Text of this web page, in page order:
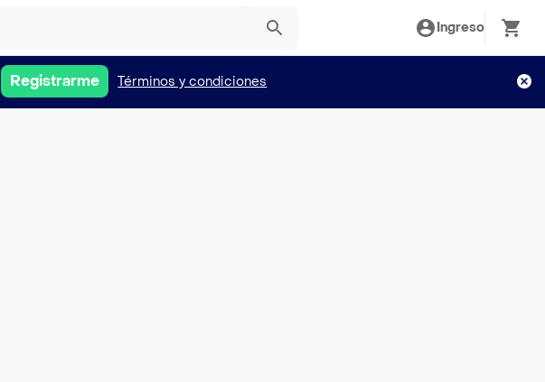
Ingreso
Registrarme Términos y condiciones